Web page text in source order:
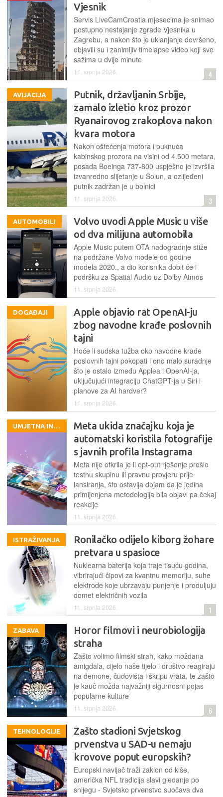
Vjesnik
Servis LiveCamCroatia mjesecima je snimao
postupno nestajanje zgrade Vjesnika u
Zagrebu, a nakon što je uklanjanje dovršeno,
objavili su i zanimljiv timelapse video koji sve
sažima u dvije minute
11. srpnja 2026. 4
AVIJACIJA
Putnik, državljanin Srbije,
zamalo izletio kroz prozor
Ryanairovog zrakoplova nakon
kvara motora
Nakon oštećenja motora i puknuća
kabinskog prozora na visini od 4.500 metara,
posada Boeinga 737-800 uspješno je izvršila
izvanredno slijetanje u Solun, a ozlijeđeni
putnik zadržan je u bolnici
11. srpnja 2026. 3
AUTOMOBILI
Volvo uvodi Apple Music u više
od dva milijuna automobila
Apple Music putem OTA nadogradnje stiže
na podržane Volvo modele od godine
modela 2020., a dio korisnika dobit će i
podršku za Spatial Audio uz Dolby Atmos
11. srpnja 2026.
DOGAĐAJI
Apple objavio rat OpenAI-ju
zbog navodne krađe poslovnih
tajni
Hoće li sudska tužba oko navodne krađe
poslovnih tajni pokopati i ono malo suradnje
što je ostalo između Applea i OpenAI-ja,
uključujući integraciju ChatGPT-ja u Siri i
planove za AI hardver?
11. srpnja 2026.
UMJETNA INTELIGENCIJA
Meta ukida značajku koja je
automatski koristila fotografije
s javnih profila Instagrama
Meta nije otkrila je li opt-out rješenje prošlo
testnu skupinu ili pravnu provjeru prije
lansiranja, što ostavlja dojam da je jedina
primijenjena metodologija bila objavi pa čekaj
reakcije
11. srpnja 2026.
ISTRAŽIVANJA
Ronilačko odijelo kiborg žohare
pretvara u spasioce
Nuklearna baterija koja traje tisuću godina,
vibrirajući čipovi za kvantnu memoriju, suhe
elektrode koje ubrzavaju punjenje i produljuju
domet električnih vozila
11. srpnja 2026. 1
ZABAVA
Horor filmovi i neurobiologija
straha
Zašto volimo filmski strah, kako moždana
amigdala, cijelo naše tijelo i društvo reagiraju
na demone, čudovišta i škripu vrata, te zašto
je kauč možda najvažniji sigurnosni pojas
popularne kulture
11. srpnja 2026. 6
TEHNOLOGIJE
Zašto stadioni Svjetskog
prvenstva u SAD-u nemaju
krovove poput europskih?
Europski navijač traži zaklon od kiše,
američka NFL tradicija slavi gledanje po
snijegu - Svjetsko prvenstvo suočava dva